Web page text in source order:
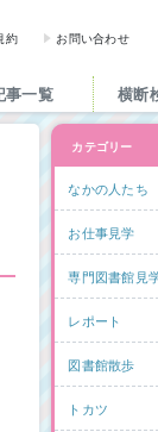
図書
約 お問い合わせ
事一覧 横断
カテゴリー
なかの人たち
お仕事見学
専門図書館見
レポート
図書館散歩
トカツ